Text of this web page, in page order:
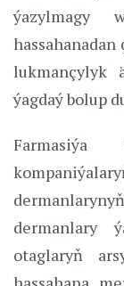
lukmançylyk
ýagdaý bolup
dermanlary
otaglaryň